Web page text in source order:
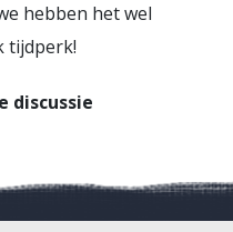
hebben het wel
tijdperk!
discussie